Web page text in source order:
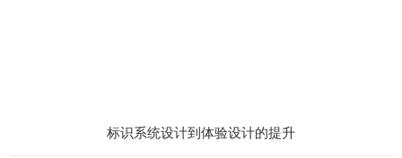
标识系统设计到体验设计的提升